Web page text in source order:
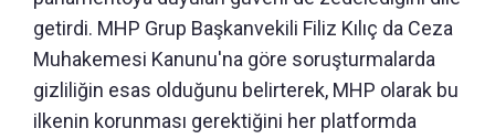
getirdi. MHP Grup Başkanvekili Filiz Kılıç da Ceza
Muhakemesi Kanunu'na göre soruşturmalarda
gizliliğin esas olduğunu belirterek, MHP olarak bu
ilkenin korunması gerektiğini her platformda